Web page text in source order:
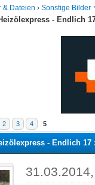
& Dateien › Sonstige Bilder
- Endlich
2 3 4 5
- Endlich 17